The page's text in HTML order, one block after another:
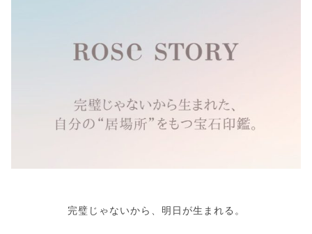
完璧じゃないから、明日が生まれる。